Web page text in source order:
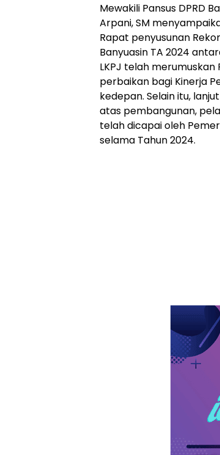
Mewakili Pansus DPRD
Arpani, SM
Rapat penyusunan
Banyuasin TA 2024
LKPJ telah merumuskan
perbaikan bagi Kinerja
kedepan. Selain itu,
atas pembangunan,
telah dicapai oleh
selama Tahun 2024.